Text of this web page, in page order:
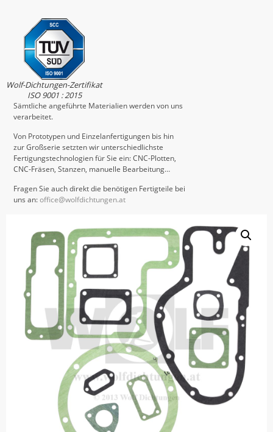
Wolf-Dichtungen-Zertifikat
ISO 9001 : 2015
Sämtliche angeführte Materialien werden von uns
verarbeitet.
Von Prototypen und Einzelanfertigungen bis hin
zur Großserie setzten wir unterschiedlichste
Fertigungstechnologien für Sie ein: CNC-Plotten,
CNC-Fräsen, Stanzen, manuelle Bearbeitung…
Fragen Sie auch direkt die benötigen Fertigteile bei
uns an:office@wolfdichtungen.at